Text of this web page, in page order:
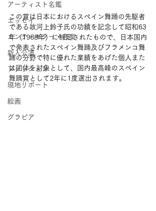
アーティスト名鑑
エッセイ
カンテ・ギター・音楽
新人公演
ファッション
現地リポート
絵画
グラビア
この賞は日本におけるスペイン舞踊の先駆者
である故河上鈴子氏の功績を記念して昭和63
年（1988年）に制定されたもので、日本国内
で発表されたスペイン舞踊及びフラメンコ舞
踊の分野で特に優れた業績をあげた個人また
は団体を対象として、国内最高峰のスペイン
舞踊賞として2年に1度選出されます。